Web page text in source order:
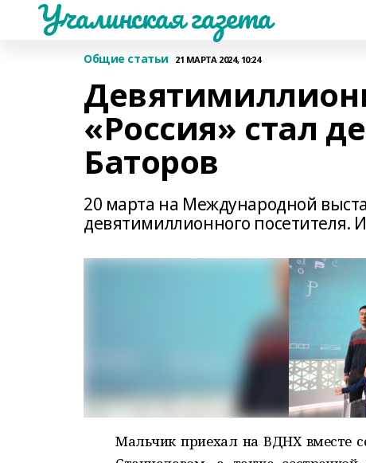
Учалинская газета
Общие статьи 21 МАРТА 2024, 10:24
«Россия» стал
Баторов
20 марта на Международной
девятимиллионного посетителя.
Мальчик приехал на ВДНХ вместе